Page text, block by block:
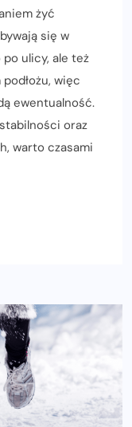
żyć
się w
ulicy, ale też
więc
ewentualność.
oraz
warto czasami